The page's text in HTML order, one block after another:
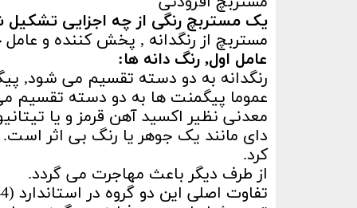
یک مستربچ رنگی از چه اجزایی
مستربچ از رنگدانه , پخش کننده و
عامل اول, رنگ دانه ها:
رنگدانه به دو دسته تقسیم می شود,
عموما پیگمنت ها به دو دسته تقسیم
معدنی نظیر اکسید آهن قرمز و یا
دای مانند یک جوهر یا رنگ بی اثر است.
کرد.
از طرف دیگر باعث مهاجرت می گردد.
تفاوت اصلی این دو گروه در استاندارد (DIN 559444) به اختصار چنین بیان شده است,